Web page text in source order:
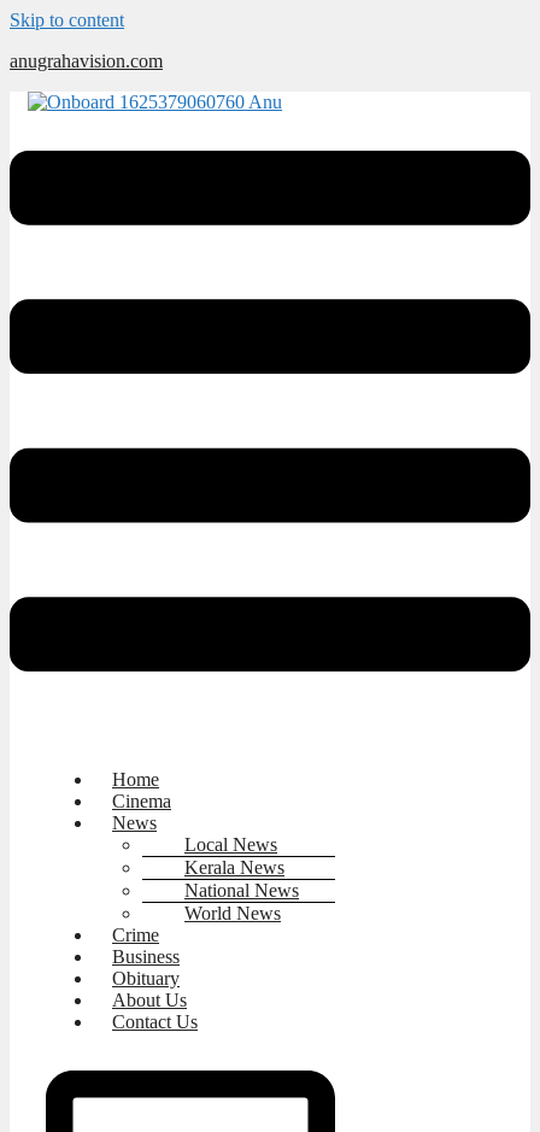
Skip to content
anugrahavision.com
Home
Cinema
News
Local News
Kerala News
National News
World News
Crime
Business
Obituary
About Us
Contact Us